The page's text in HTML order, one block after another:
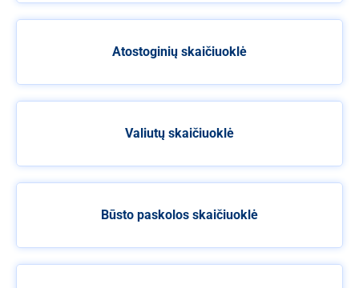
Atostoginių skaičiuoklė
Valiutų skaičiuoklė
Būsto paskolos skaičiuoklė